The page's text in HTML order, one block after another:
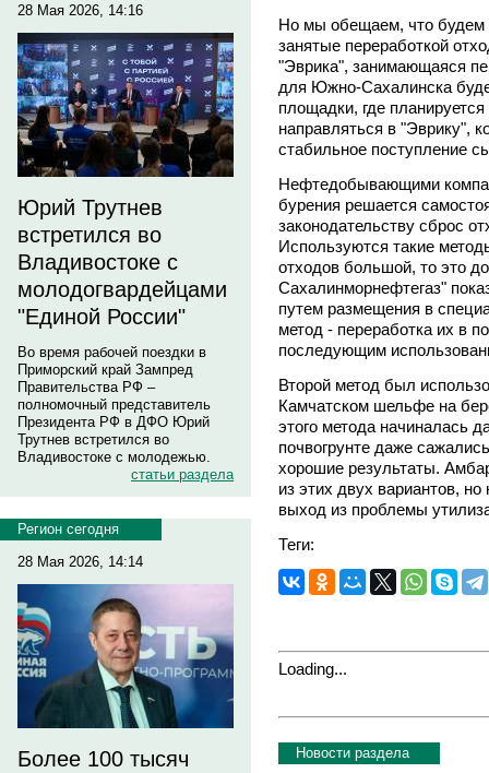
28 Мая 2026, 14:16
Юрий Трутнев
встретился во
Владивостоке с
молодогвардейцами
"Единой России"
Во время рабочей поездки в
Приморский край Зампред
Правительства РФ –
полномочный представитель
Президента РФ в ДФО Юрий
Трутнев встретился во
Владивостоке с молодежью.
статьи раздела
Регион сегодня
28 Мая 2026, 14:14
Более 100 тысяч
Но мы обещаем, что будем
занятые переработкой
"Эврика", занимающаяся
для Южно-Сахалинска
площадки, где
направляться в "Эврику",
стабильное поступление
Нефтедобывающими
бурения решается
законодательству сброс
Используются такие
отходов большой, то это
Сахалинморнефтегаз"
путем размещения в
метод - переработка их в
последующим
Второй метод был
Камчатском шельфе на
этого метода начиналась
почвогрунте даже
хорошие результаты.
из этих двух вариантов,
выход из проблемы
Теги:
Loading...
Новости раздела